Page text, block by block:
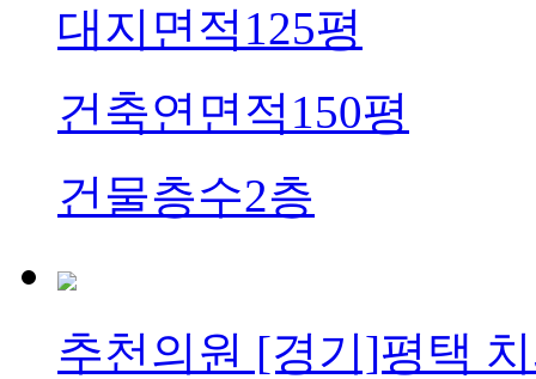
대지면적 125평
건축연면적 150평
건물층수2층
추천의원 [경기]평택